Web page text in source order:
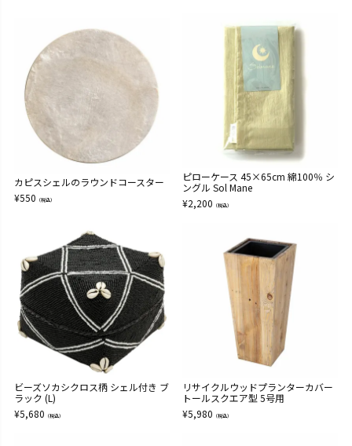
カピスシェルのラウンドコースター
¥550 （税込）
ピローケース 45×65cm 綿100％ シ
ングル Sol Mane
¥2,200 （税込）
ビーズソカシクロス柄 シェル付き ブ
ラック (L)
¥5,680 （税込）
リサイクルウッドプランターカバー
トールスクエア型 5号用
¥5,980 （税込）